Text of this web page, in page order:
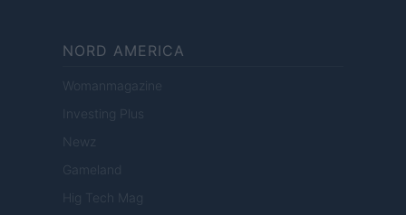
NORD AMERICA
Womanmagazine
Investing Plus
Newz
Gameland
Hig Tech Mag